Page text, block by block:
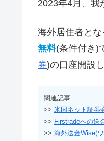
2023年4月、我
海外居住者と
無料(条件付き)
券)の口座開設
関連記事
>> 米国ネット証券
>> Firstradeへの送
>> 海外送金Wise(